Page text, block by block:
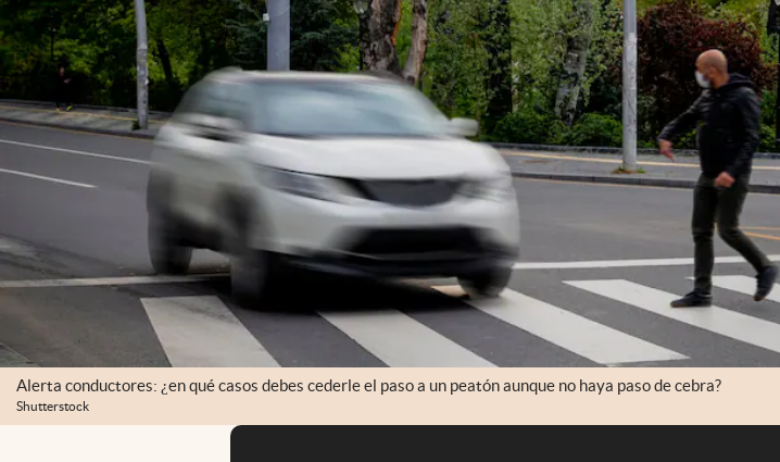
Alerta conductores: ¿en qué casos debes cederle el paso a un peatón aunque no haya paso de cebra?
Shutterstock